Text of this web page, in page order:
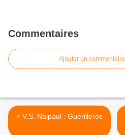
Commentaires
Ajouter un commentaire
< V.S. Naipaul : Guérilleros